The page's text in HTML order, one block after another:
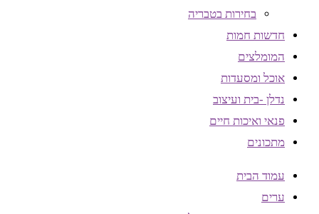
בחירות בטבריה
חדשות חמות
המומלצים
אוכל ומסעדות
נדלן -בית ועיצוב
פנאי ואיכות חיים
מתכונים
עמוד הבית
ערים